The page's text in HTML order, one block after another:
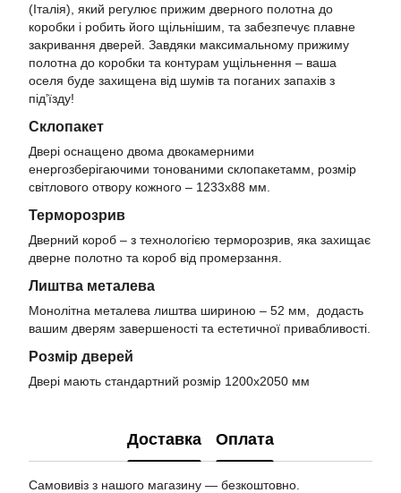
(Італія), який регулює прижим дверного полотна до
коробки і робить його щільнішим, та забезпечує плавне
закривання дверей. Завдяки максимальному прижиму
полотна до коробки та контурам ущільнення – ваша
оселя буде захищена від шумів та поганих запахів з
під’їзду!
Склопакет
Двері оснащено двома двокамерними
енергозберігаючими тонованими склопакетамм, розмір
світлового отвору кожного – 1233х88 мм.
Терморозрив
Дверний короб – з технологією терморозрив, яка захищає
дверне полотно та короб від промерзання.
Лиштва металева​
Монолітна металева лиштва шириною – 52 мм, додасть
вашим дверям завершеності та естетичної привабливості.
Розмір дверей
Двері мають стандартний розмір 1200х2050 мм
Доставка Оплата
Самовивіз з нашого магазину — безкоштовно.